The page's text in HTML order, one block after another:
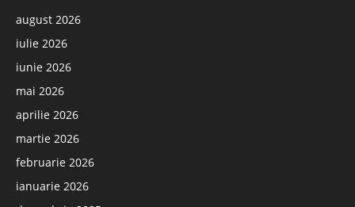
august 2026
iulie 2026
iunie 2026
mai 2026
aprilie 2026
martie 2026
februarie 2026
ianuarie 2026